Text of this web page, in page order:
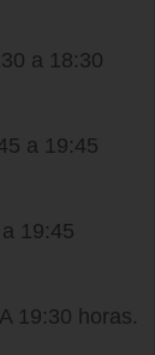
a 18:30
a 19:45
19:45
horas.